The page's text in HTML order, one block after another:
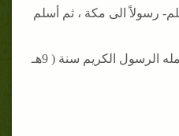
رسولاً الى مكة ، ثم أسلم
وهاجر الى المدينة ، وقد استعمله الرسول الكريم سنة ( 9هـ